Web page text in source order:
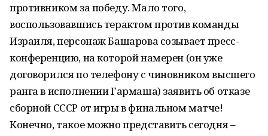
противником за победу. Мало того,
воспользовавшись терактом против команды
Израиля, персонаж Башарова созывает пресс-
конференцию, на которой намерен (он уже
договорился по телефону с чиновником высшего
ранга в исполнении Гармаша) заявить об отказе
сборной СССР от игры в финальном матче!
Конечно, такое можно представить сегодня –